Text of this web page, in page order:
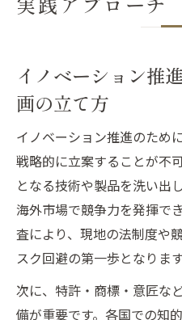
イノベーション推
画の立て方
イノベーション推進のため
戦略的に立案することが不
となる技術や製品を洗い出
海外市場で競争力を発揮で
査により、現地の法制度や
スク回避の第一歩となります
次に、特許・商標・意匠な
備が重要です。各国での知